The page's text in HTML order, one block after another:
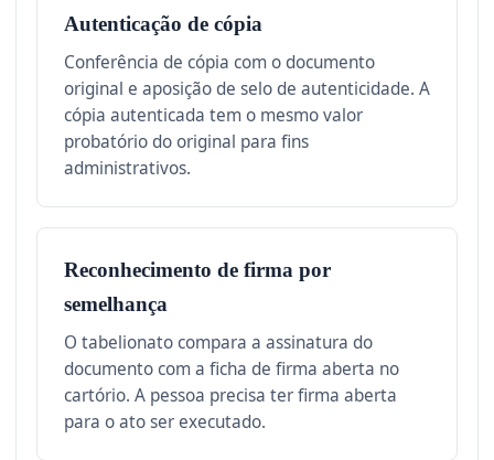
Autenticação de cópia
Conferência de cópia com o documento
original e aposição de selo de autenticidade. A
cópia autenticada tem o mesmo valor
probatório do original para fins
administrativos.
Reconhecimento de firma por
semelhança
O tabelionato compara a assinatura do
documento com a ficha de firma aberta no
cartório. A pessoa precisa ter firma aberta
para o ato ser executado.